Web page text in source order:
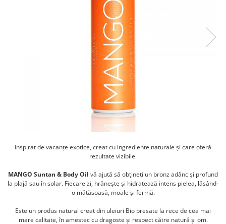
CREME ȘI PASTE TARTINABILE
PRODUSE ECO / ORGANICE
COSMETICE
TOATE PRODUSELE
Inspirat de vacanțe exotice, creat cu ingrediente naturale și care oferă
rezultate vizibile.
MANGO Suntan & Body Oil vă ajută să obțineți un bronz adânc și profund
la plajă sau în solar. Fiecare zi, hrănește și hidratează intens pielea, lăsând-
o mătăsoasă, moale și fermă.
Este un produs natural creat din uleiuri Bio presate la rece de cea mai
mare calitate, în amestec cu dragoste și respect către natură și om.